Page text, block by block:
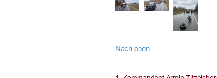
Nach oben